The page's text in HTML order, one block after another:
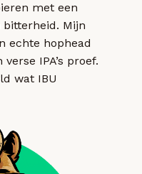
met een
Mijn
echte hophead
IPA’s proef.
wat IBU